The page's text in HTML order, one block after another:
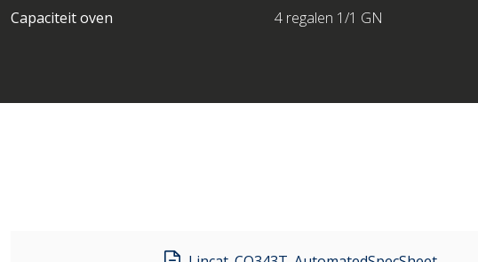
Capaciteit oven
4 regalen 1/1 GN